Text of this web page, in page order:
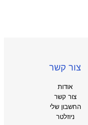
צור קשר
אודות
צור קשר
החשבון שלי
ניוזלטר